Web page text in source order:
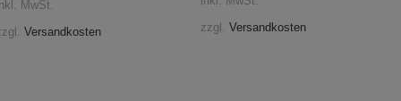
MwSt.
Versandkosten zzgl. Versandkosten